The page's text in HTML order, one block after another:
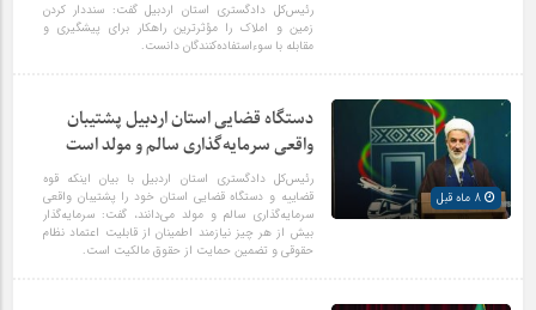
رئیس‌کل دادگستری استان اردبیل گفت: سنددار کردن
زمین و املاک را مؤثرترین راهکار برای پیشگیری و
مقابله با سوءاستفاده‌کنندگان دانست.
دستگاه قضایی استان اردبیل پشتیبان
واقعی سرمایه‌گذاری سالم و مولد است
رئیس‌کل دادگستری استان اردبیل با بیان اینکه قوه
قضاييه و دستگاه قضایی استان خود را پشتیبان واقعی
سرمایه‌گذاری سالم و مولد می‌دانند، گفت: سرمایه‌گذار
بیش از هر چیز نیازمند اطمینان از قابلیت اعتماد نظام
حقوقی و تضمین حمایت از حقوق مالکیت است.